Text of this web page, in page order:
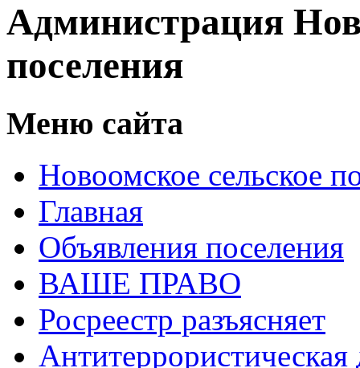
Администрация
поселения
Меню сайта
Новоомское сельское
Главная
Объявления поселения
ВАШЕ ПРАВО
Росреестр разъясняет
Антитеррористическая